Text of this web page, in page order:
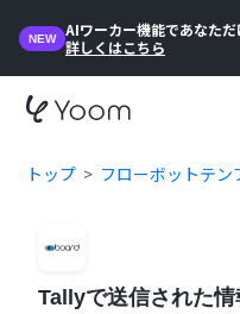
NEW
AIワーカー機能であなた
詳しくはこちら
トップ フローボットテン
Tallyで送信された